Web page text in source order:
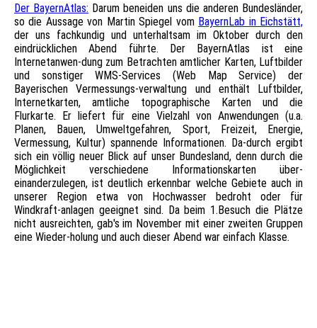
Der BayernAtlas: Darum beneiden uns die anderen Bundesländer,
so die Aussage von Martin Spiegel vom BayernLab in Eichstätt,
der uns fachkundig und unterhaltsam im Oktober durch den
eindrücklichen Abend führte. Der BayernAtlas ist eine
Internetanwen-dung zum Betrachten amtlicher Karten, Luftbilder
und sonstiger WMS-Services (Web Map Service) der
Bayerischen Vermessungs-verwaltung und enthält Luftbilder,
Internetkarten, amtliche topographische Karten und die
Flurkarte. Er liefert für eine Vielzahl von Anwendungen (u.a.
Planen, Bauen, Umweltgefahren, Sport, Freizeit, Energie,
Vermessung, Kultur) spannende Informationen. Da-durch ergibt
sich ein völlig neuer Blick auf unser Bundesland, denn durch die
Möglichkeit verschiedene Informationskarten über-
einanderzulegen, ist deutlich erkennbar welche Gebiete auch in
unserer Region etwa von Hochwasser bedroht oder für
Windkraft-anlagen geeignet sind. Da beim 1.Besuch die Plätze
nicht ausreichten, gab's im November mit einer zweiten Gruppen
eine Wieder-holung und auch dieser Abend war einfach Klasse.